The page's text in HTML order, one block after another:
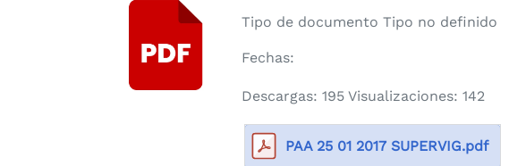
Tipo de documento Tipo no definido
Fechas:
Descargas: 195 Visualizaciones: 142
PAA 25 01 2017 SUPERVIG.pdf